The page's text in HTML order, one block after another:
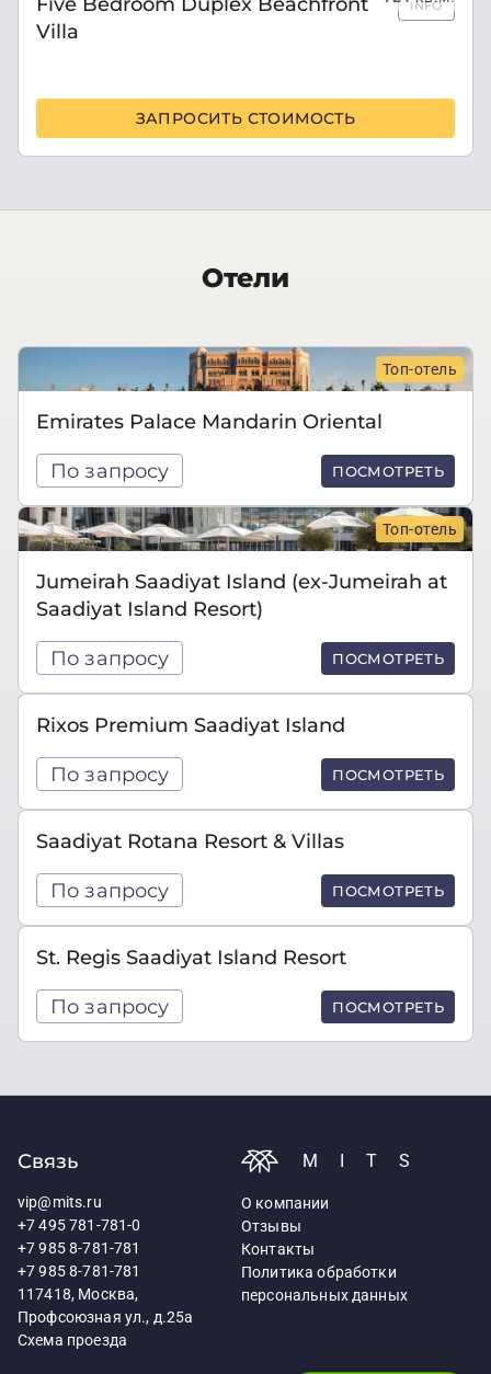
Villa
INFO
ЗАПРОСИТЬ СТОИМОСТЬ
Отели
Топ-отель
Emirates Palace Mandarin Oriental
По запросу ПОСМОТРЕТЬ
Топ-отель
Jumeirah Saadiyat Island (ex-Jumeirah at
Saadiyat Island Resort)
По запросу ПОСМОТРЕТЬ
Rixos Premium Saadiyat Island
По запросу ПОСМОТРЕТЬ
Saadiyat Rotana Resort & Villas
По запросу ПОСМОТРЕТЬ
St. Regis Saadiyat Island Resort
По запросу ПОСМОТРЕТЬ
Связь
vip@mits.ru
+7 495 781-781-0
+7 985 8-781-781
+7 985 8-781-781
117418, Москва,
Профсоюзная ул., д.25а
Схема проезда
MITS
О компании
Отзывы
Контакты
Политика обработки
персональных данных